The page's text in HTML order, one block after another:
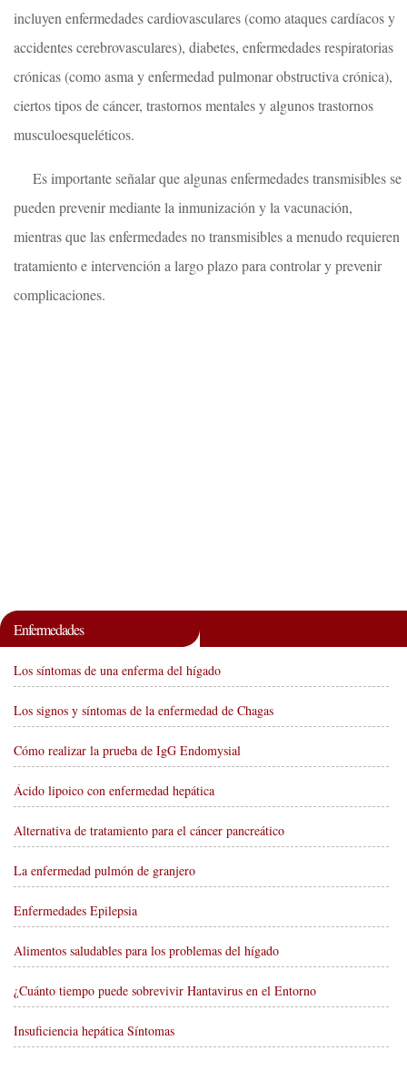
incluyen enfermedades cardiovasculares (como ataques cardíacos y
accidentes cerebrovasculares), diabetes, enfermedades respiratorias
crónicas (como asma y enfermedad pulmonar obstructiva crónica),
ciertos tipos de cáncer, trastornos mentales y algunos trastornos
musculoesqueléticos.
Es importante señalar que algunas enfermedades transmisibles se
pueden prevenir mediante la inmunización y la vacunación,
mientras que las enfermedades no transmisibles a menudo requieren
tratamiento e intervención a largo plazo para controlar y prevenir
complicaciones.
Enfermedades
Los síntomas de una enferma del hígado
Los signos y síntomas de la enfermedad de Chagas
Cómo realizar la prueba de IgG Endomysial
Ácido lipoico con enfermedad hepática
Alternativa de tratamiento para el cáncer pancreático
La enfermedad pulmón de granjero
Enfermedades Epilepsia
Alimentos saludables para los problemas del hígado
¿Cuánto tiempo puede sobrevivir Hantavirus en el Entorno
Insuficiencia hepática Síntomas